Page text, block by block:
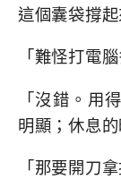
這個囊袋撐
「難怪打電
「沒錯。用
明顯；休息
「那要開刀